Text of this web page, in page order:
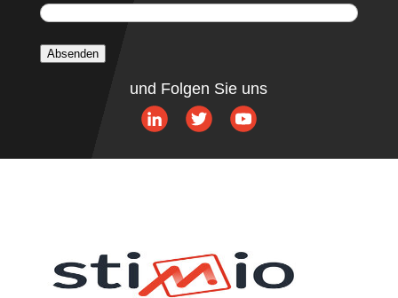
Absenden
und Folgen Sie uns